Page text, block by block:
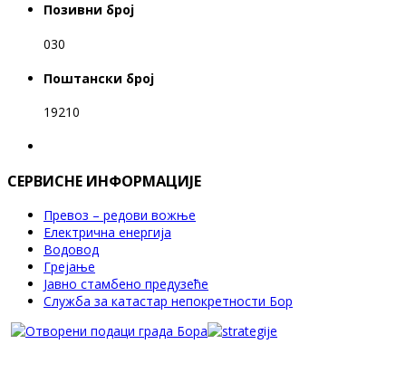
Позивни број
030
Поштански број
19210
СЕРВИСНЕ ИНФОРМАЦИЈЕ
Превоз – редови вожње
Електрична енергија
Водовод
Грејање
Јавно стамбено предузеће
Служба за катастар непокретности Бор